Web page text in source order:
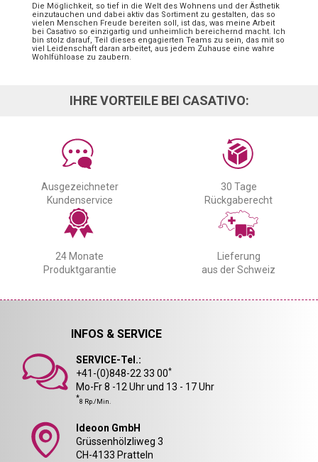
Die Möglichkeit, so tief in die Welt des Wohnens und der Ästhetik
einzutauchen und dabei aktiv das Sortiment zu gestalten, das so
vielen Menschen Freude bereiten soll, ist das, was meine Arbeit
bei Casativo so einzigartig und unheimlich bereichernd macht. Ich
bin stolz darauf, Teil dieses engagierten Teams zu sein, das mit so
viel Leidenschaft daran arbeitet, aus jedem Zuhause eine wahre
Wohlfühloase zu zaubern.
IHRE VORTEILE BEI CASATIVO:
Ausgezeichneter
Kundenservice
30 Tage
Rückgaberecht
24 Monate
Produktgarantie
Lieferung
aus der Schweiz
INFOS & SERVICE
SERVICE-Tel.:
+41-(0)848-22 33 00*
Mo-Fr 8 -12 Uhr und 13 - 17 Uhr
*8 Rp./Min.
Ideoon GmbH
Grüssenhölzliweg 3
CH-4133 Pratteln